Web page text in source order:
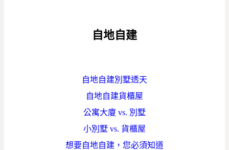
自地自建
自地自建別墅透天
自地自建貨櫃屋
公寓大廈 vs. 別墅
小別墅 vs. 貨櫃屋
想要自地自建，您必須知道